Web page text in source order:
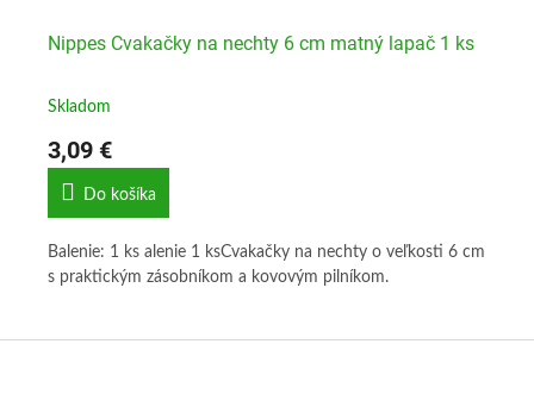
Nippes Cvakačky na nechty 6 cm matný lapač 1 ks
Skladom
3,09 €
Do košíka
Balenie: 1 ks alenie 1 ksCvakačky na nechty o veľkosti 6 cm
s praktickým zásobníkom a kovovým pilníkom.